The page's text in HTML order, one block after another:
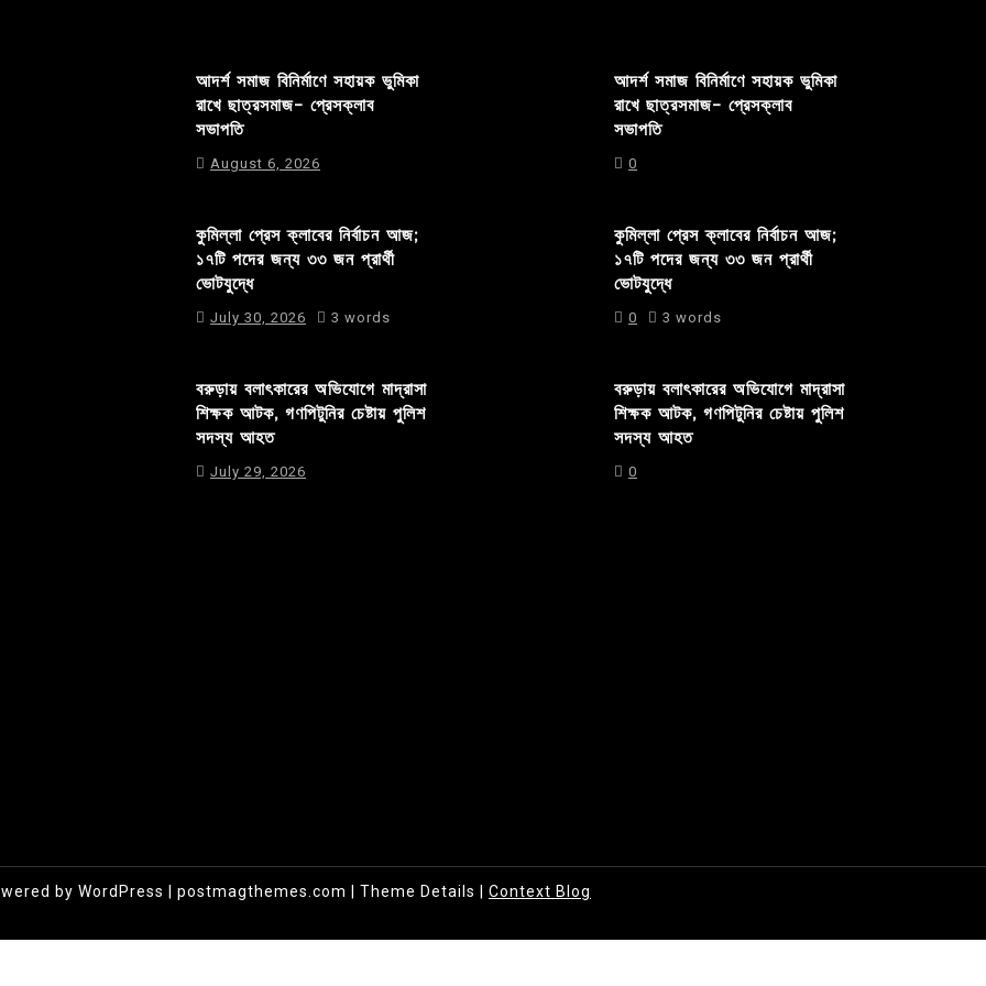
আদর্শ সমাজ বিনির্মাণে সহায়ক ভুমিকা
রাখে ছাত্রসমাজ- প্রেসক্লাব
সভাপতি
August 6, 2026
কুমিল্লা প্রেস ক্লাবের নির্বাচন আজ;
১৭টি পদের জন্য ৩৩ জন প্রার্থী
ভোটযুদ্ধে
July 30, 2026 3 words
বরুড়ায় বলাৎকারের অভিযোগে মাদ্রাসা
শিক্ষক আটক, গণপিটুনির চেষ্টায় পুলিশ
সদস্য আহত
July 29, 2026
আদর্শ সমাজ বিনির্মাণে সহায়ক ভুমিকা
রাখে ছাত্রসমাজ- প্রেসক্লাব
সভাপতি
0
কুমিল্লা প্রেস ক্লাবের নির্বাচন আজ;
১৭টি পদের জন্য ৩৩ জন প্রার্থী
ভোটযুদ্ধে
0 3 words
বরুড়ায় বলাৎকারের অভিযোগে মাদ্রাসা
শিক্ষক আটক, গণপিটুনির চেষ্টায় পুলিশ
সদস্য আহত
0
by WordPress postmagthemes.com Theme Details Context Blog